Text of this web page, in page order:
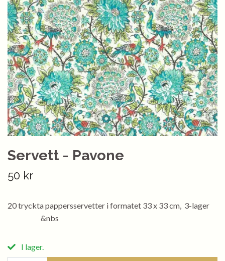
Servett - Pavone
50 kr
20 tryckta pappersservetter i formatet 33 x 33 cm, 3-lager
&nbs
I lager.